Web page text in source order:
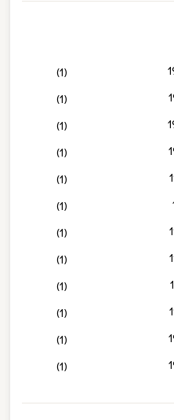
(1)
(1)
(1)
(1)
(1)
(1)
(1)
(1)
(1)
(1)
(1)
(1)